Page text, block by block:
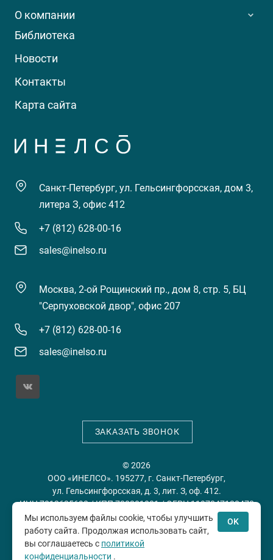
О компании
Библиотека
Новости
Контакты
Карта сайта
Санкт-Петербург, ул. Гельсингфорсская, дом 3,
литера З, офис 412
+7 (812) 628-00-16
sales@inelso.ru
Москва, 2-ой Рощинский пр., дом 8, стр. 5, БЦ
"Серпуховской двор", офис 207
+7 (812) 628-00-16
sales@inelso.ru
ЗАКАЗАТЬ ЗВОНОК
© 2026
ООО «ИНЕЛСО». 195277, г. Санкт-Петербург,
ул. Гельсингфорсская, д. 3, лит. З, оф. 412.
ИНН 7813635698 / КПП 780201001 / ОГРН 1197847128478
Политика конфиденциальности
соглашение
Мы используем файлы cookie, чтобы улучшить
работу сайта. Продолжая использовать сайт,
вы соглашаетесь с политикой
конфиденциальности .
OK